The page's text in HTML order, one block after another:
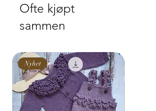
NB! Kan ikke endres.
Ofte kjøpt
sammen
Nyhet